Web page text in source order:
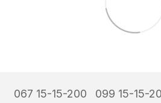
067 15-15-200 099 15-15-